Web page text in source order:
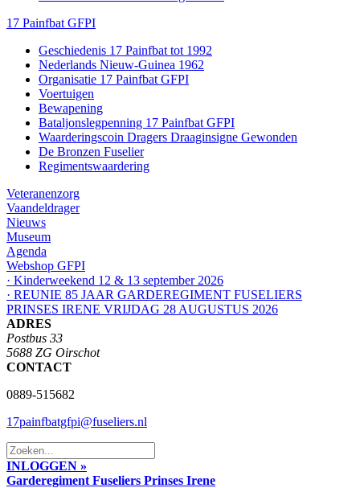
17 Painfbat GFPI
Geschiedenis 17 Painfbat tot 1992
Nederlands Nieuw-Guinea 1962
Organisatie 17 Painfbat GFPI
Voertuigen
Bewapening
Bataljonslegpenning 17 Painfbat GFPI
Waarderingscoin Dragers Draaginsigne Gewonden
De Bronzen Fuselier
Regimentswaardering
Veteranenzorg
Vaandeldrager
Nieuws
Museum
Agenda
Webshop GFPI
· Kinderweekend 12 & 13 september 2026
· REUNIE 85 JAAR GARDEREGIMENT FUSELIERS
PRINSES IRENE VRIJDAG 28 AUGUSTUS 2026
ADRES
Postbus 33
5688 ZG Oirschot
CONTACT
0889-515682
17painfbatgfpi@fuseliers.nl
INLOGGEN »
Garderegiment Fuseliers Prinses Irene